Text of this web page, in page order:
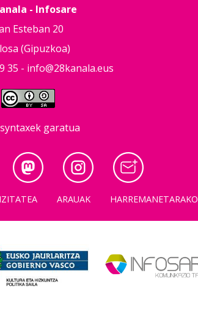
- Infosare
Esteban 20
(Gipuzkoa)
35 - info@28kanala.eus
garatua
ARAUAK HARREMANETARAKO